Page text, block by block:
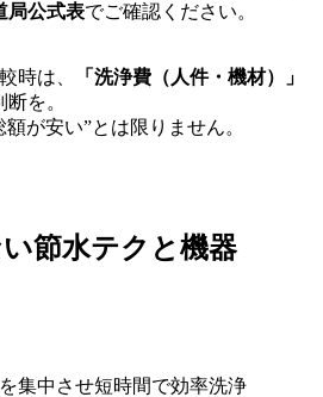
局公式表でご確認ください。
時は、
「洗浄費（人件・機材）」
を。
が安い”とは限りません。
節水テクと機器
集中させ短時間で効率洗浄